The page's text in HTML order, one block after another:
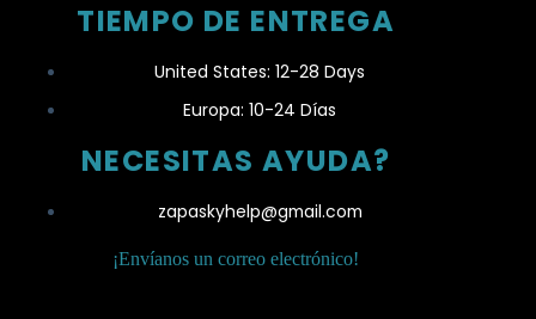
TIEMPO DE ENTREGA
United States: 12-28 Days
Europa: 10-24 Días
NECESITAS AYUDA?
zapaskyhelp@gmail.com​
¡Envíanos un correo electrónico!